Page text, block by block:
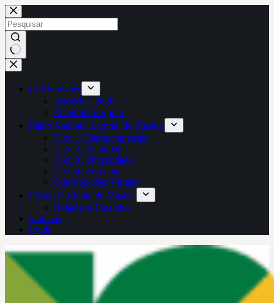
Pular
para
o
conteúdo
Sem
resultados
(re)Conexões
Inscrições 2026
Material de Apoio
Plano Nacional Setorial de Museus
Eixo 1 | Democratização
Eixo 2 | Identidade
Eixo 3 | Diversidade
Eixo 4 | Fomento
Contribuições Virtuais
Fórum Nacional de Museus
Relatórios Passados
Notícias
Login